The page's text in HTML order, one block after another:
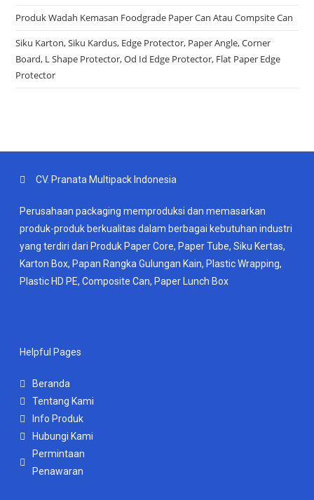
Produk Wadah Kemasan Foodgrade Paper Can Atau Compsite Can
Siku Karton, Siku Kardus, Edge Protector, Paper Angle, Corner
Board, L Shape Protector, Od Id Edge Protector, Flat Paper Edge
Protector
CV. Pranata Multipack Indonesia
Perusahaan packaging memproduksi dan memasarkan
produk-produk berkualitas dalam berbagai kebutuhan industri
yang terdiri dari Produk Paper Core, Paper Tube, Siku Kertas,
Karton Box, Papan Rangka Gulungan Kain, Plastic Wrapping,
Plastic HD PE, Composite Can, Paper Lunch Box
Helpful Pages
Beranda
Tentang Kami
Info Produk
Hubungi Kami
Permintaan
Penawaran